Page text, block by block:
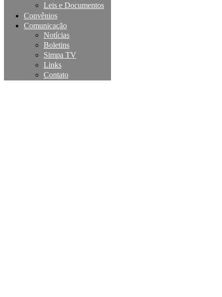
Leis e Documentos
Convênios
Comunicação
Notícias
Boletins
Simpa TV
Links
Contato